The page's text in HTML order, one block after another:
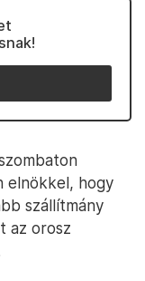
elnökkel, hogy
szállítmány
az orosz